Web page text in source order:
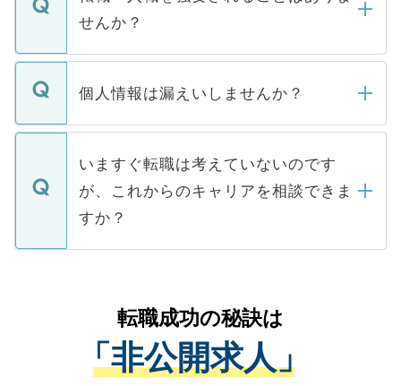
けない「非公開求人」です。非公開求人は
下記の理由によって、一般には公開してい
ません。
■応募殺到を避けるため 人気のある医療機
関を公にしてしまうと、応募が殺到する場
に、医療機関が求める条件に合った人材の
みを人材紹介会社に依頼するケースが増え
ています。
せんか？
転職・入職を強要することは一切ありませ
ん。また、仮に応募先から内定をいただい
定を承諾する必要はありません。内定先へ
の辞退の連絡はキャリアパートナーが行い
個人情報は漏えいしませんか？
個人情報が漏えいすることはありませんの
で、ご安心ください。当サイトからの登録
などで収集したご登録者様の個人情報は、
ご本人のキャリアアップおよび転職活動の
支援を目的に使用いたします。お預かりし
ているすべての個人データはご本人の許可
は、個人情報の取り扱いについての厳密な
管理基準を満たした事業者のみに付与され
る、プライバシーマークを取得済みです。
いますぐ転職は考えていないのです
が、これからのキャリアを相談できま
すか？
かがいして、現在の医療機関の状況や紹介
経験をまじえながら、適切なアドバイスを
させていただきます。すぐにご転職をされ
ない方には、長期的なサポートが可能です
転職成功の秘訣は
「非公開求人」